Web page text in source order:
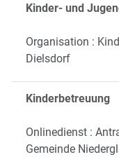
Kinder- und
Organisation :
Dielsdorf
Kinderbetreuung
Onlinedienst :
Gemeinde